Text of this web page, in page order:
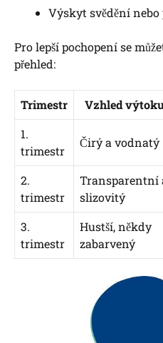
Výskyt svědění
Pro lepší pochopení se
přehled:
Trimestr Vzhled
1.
trimestr
Čirý a vodnatý
2.
trimestr
Transparentní
slizovitý
3.
trimestr
Hustší, někdy
zabarvený